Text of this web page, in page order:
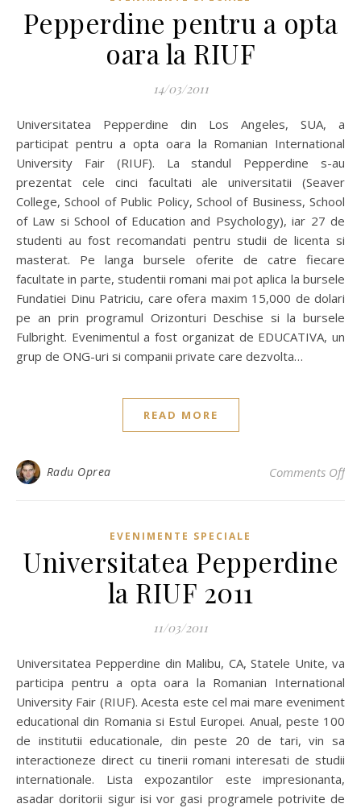
Pepperdine pentru a opta
oara la RIUF
14/03/2011
Universitatea Pepperdine din Los Angeles, SUA, a
participat pentru a opta oara la Romanian International
University Fair (RIUF). La standul Pepperdine s-au
prezentat cele cinci facultati ale universitatii (Seaver
College, School of Public Policy, School of Business, School
of Law si School of Education and Psychology), iar 27 de
studenti au fost recomandati pentru studii de licenta si
masterat. Pe langa bursele oferite de catre fiecare
facultate in parte, studentii romani mai pot aplica la bursele
Fundatiei Dinu Patriciu, care ofera maxim 15,000 de dolari
pe an prin programul Orizonturi Deschise si la bursele
Fulbright. Evenimentul a fost organizat de EDUCATIVA, un
grup de ONG-uri si companii private care dezvolta…
READ MORE
Radu Oprea Comments Offon
EVENIMENTE SPECIALE
Universitatea Pepperdine
la RIUF 2011
11/03/2011
Universitatea Pepperdine din Malibu, CA, Statele Unite, va
participa pentru a opta oara la Romanian International
University Fair (RIUF). Acesta este cel mai mare eveniment
educational din Romania si Estul Europei. Anual, peste 100
de institutii educationale, din peste 20 de tari, vin sa
interactioneze direct cu tinerii romani interesati de studii
internationale. Lista expozantilor este impresionanta,
asadar doritorii sigur isi vor gasi programele potrivite de